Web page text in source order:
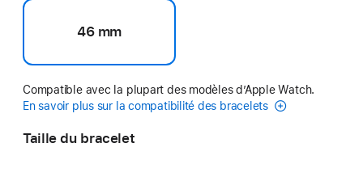
46 mm
Compatible avec la plupart des modèles d’Apple Watch.
En savoir plus sur la compatibilité des bracelets
Taille du bracelet